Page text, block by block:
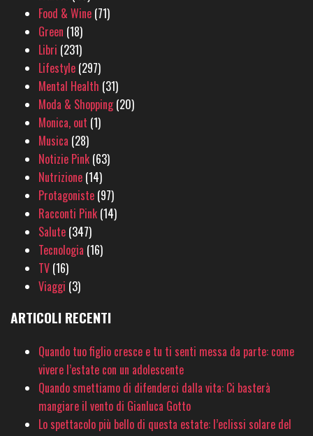
Food & Wine (71)
Green (18)
Libri (231)
Lifestyle (297)
Mental Health (31)
Moda & Shopping(20)
Monica, out (1)
Musica (28)
Notizie Pink (63)
Nutrizione (14)
Protagoniste (97)
Racconti Pink (14)
Salute (347)
Tecnologia (16)
TV (16)
Viaggi (3)
ARTICOLI RECENTI
Quando tuo figlio cresce e tu ti senti messa da parte: come
vivere l’estate con un adolescente
Quando smettiamo di difenderci dalla vita: Ci basterà
mangiare il vento di Gianluca Gotto
Lo spettacolo più bello di questa estate: l’eclissi solare del